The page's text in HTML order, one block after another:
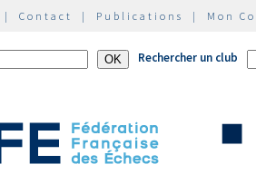
| Contact | Publications | Mon
Rechercher un club